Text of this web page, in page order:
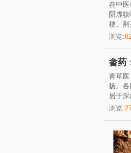
在中医
阴虚
梗、荆
浏览:
畲药
青草
扬。各
居于深
浏览: